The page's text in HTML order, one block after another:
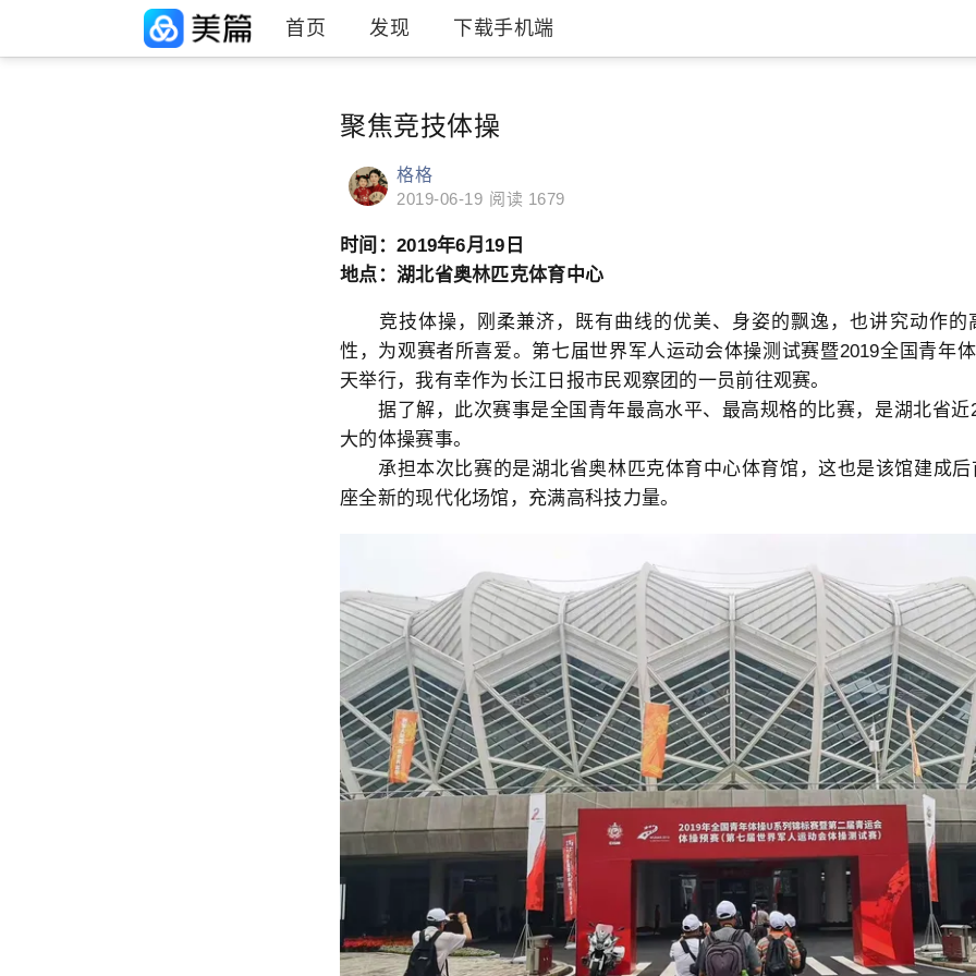
首页 发现 下载手机端
聚焦竞技体操
格格
2019-06-19 阅读 1679
时间：2019年6月19日
地点：湖北省奥林匹克体育中心
竞技体操，刚柔兼济，既有曲线的优美、身姿的飘逸，也讲究动作的
性，为观赛者所喜爱。第七届世界军人运动会体操测试赛暨2019全国青年
天举行，我有幸作为长江日报市民观察团的一员前往观赛。
据了解，此次赛事是全国青年最高水平、最高规格的比赛，是湖北省近
大的体操赛事。
承担本次比赛的是湖北省奥林匹克体育中心体育馆，这也是该馆建成后
座全新的现代化场馆，充满高科技力量。